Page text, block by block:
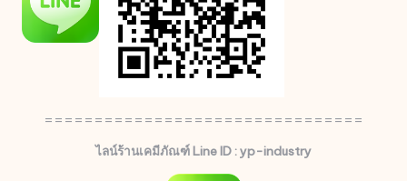
================================
ไลน์ร้านเคมีภัณฑ์ Line ID : yp-industry